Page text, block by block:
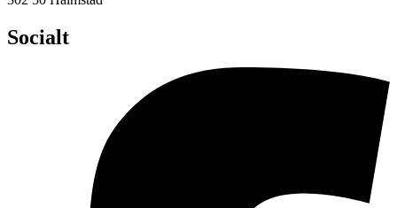
Socialt